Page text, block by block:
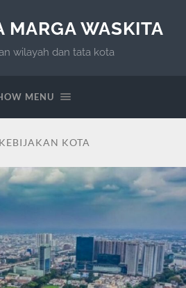
MARGA WASKITA
wilayah dan tata kota
MENU
KEBIJAKAN KOTA